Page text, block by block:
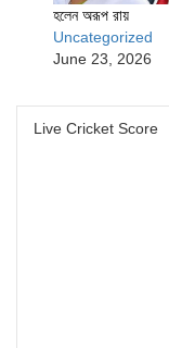
হলেন অরূপ রায়
Uncategorized
June 23, 2026
Live Cricket Score